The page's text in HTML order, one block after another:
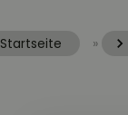
Startseite »